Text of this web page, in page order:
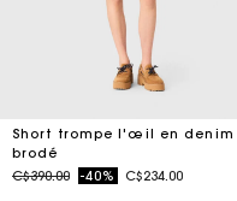
Short trompe l'œil en denim
brodé
Price reduced from
C$390.00to-40% C$234.00